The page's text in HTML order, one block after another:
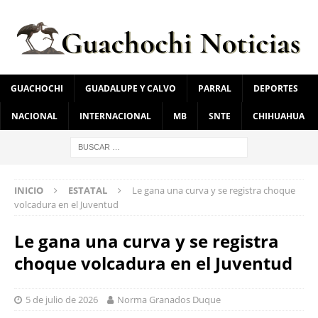
GUACHOCHI GUADALUPE Y CALVO PARRAL DEPORTES
NACIONAL INTERNACIONAL MB SNTE CHIHUAHUA
INICIO ESTATAL
Le gana una curva y se registra choque
volcadura en el Juventud
Le gana una curva y se registra
choque volcadura en el Juventud
5 de julio de 2026 Norma Granados Duque